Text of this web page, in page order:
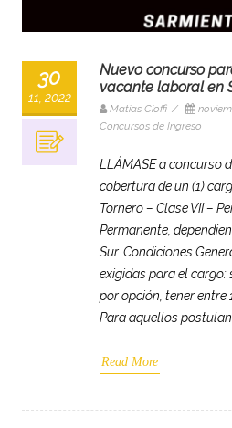
30
11, 2022
Nuevo concurso
vacante laboral en
Matias Cioffi /
Concursos de Ingreso
LLÁMASE a concurso
cobertura de un (1)
Tornero – Clase VII –
Permanente,
Sur. Condiciones
exigidas para el cargo:
por opción, tener entre
Para aquellos
Read More